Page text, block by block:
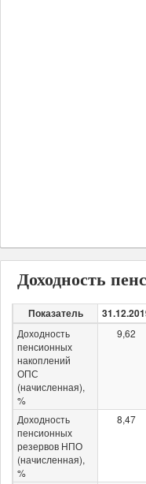
Доходность
Показатель
Доходность
пенсионных
накоплений
ОПС
(начисленная),
%
9,62
Доходность
пенсионных
резервов НПО
(начисленная),
%
8,47